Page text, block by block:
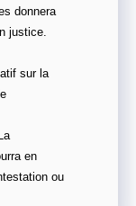
donnera
justice.
sur la
en
ou